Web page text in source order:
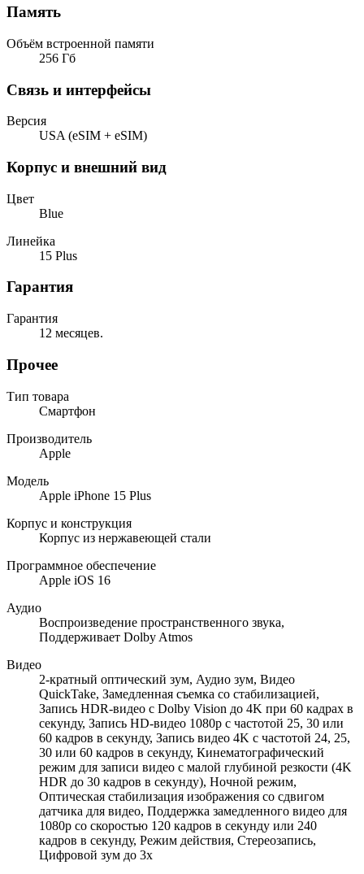
Память
Объём встроенной памяти
256 Гб
Связь и интерфейсы
Версия
USA (eSIM + eSIM)
Корпус и внешний вид
Цвет
Blue
Линейка
15 Plus
Гарантия
Гарантия
12 месяцев.
Прочее
Тип товара
Смартфон
Производитель
Apple
Модель
Apple iPhone 15 Plus
Корпус и конструкция
Корпус из нержавеющей стали
Программное обеспечение
Apple iOS 16
Аудио
Воспроизведение пространственного звука,
Поддерживает Dolby Atmos
Видео
2-кратный оптический зум, Аудио зум, Видео
QuickTake, Замедленная съемка со стабилизацией,
Запись HDR-видео с Dolby Vision до 4K при 60 кадрах в
секунду, Запись HD-видео 1080p с частотой 25, 30 или
60 кадров в секунду, Запись видео 4K с частотой 24, 25,
30 или 60 кадров в секунду, Кинематографический
режим для записи видео с малой глубиной резкости (4K
HDR до 30 кадров в секунду), Ночной режим,
Оптическая стабилизация изображения со сдвигом
датчика для видео, Поддержка замедленного видео для
1080p со скоростью 120 кадров в секунду или 240
кадров в секунду, Режим действия, Стереозапись,
Цифровой зум до 3x